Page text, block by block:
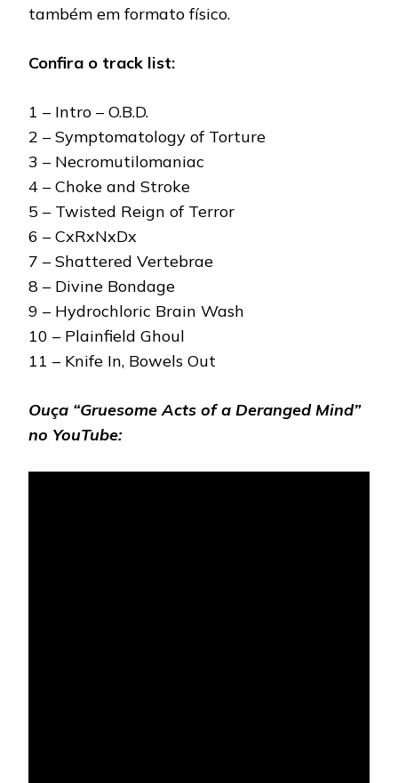
também em formato físico.
Confira o track list:
1 – Intro – O.B.D.
2 – Symptomatology of Torture
3 – Necromutilomaniac
4 – Choke and Stroke
5 – Twisted Reign of Terror
6 – CxRxNxDx
7 – Shattered Vertebrae
8 – Divine Bondage
9 – Hydrochloric Brain Wash
10 – Plainfield Ghoul
11 – Knife In, Bowels Out
Ouça “Gruesome Acts of a Deranged Mind”
no YouTube: